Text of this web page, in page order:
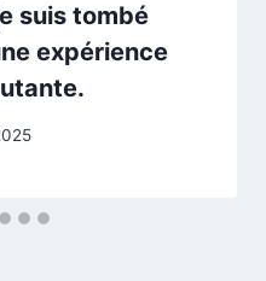
suis tombé
expérience